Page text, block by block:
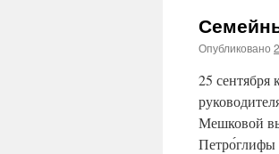
Опубликовано
25 сентября
Мешковой
Петро́глифы